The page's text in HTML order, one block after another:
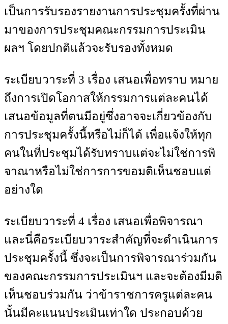
เป็นการรับรองรายงานการประชุมครั้งที่ผ่าน
มาของการประชุมคณะกรรมการประเมิน
ผลฯ โดยปกติแล้วจะรับรองทั้งหมด
ระเบียบวาระที่ 3 เรื่อง เสนอเพื่อทราบ หมาย
ถึงการเปิดโอกาสให้กรรมการแต่ละคนได้
เสนอข้อมูลที่ตนมีอยู่ซึ่งอาจจะเกี่ยวข้องกับ
การประชุมครั้งนี้หรือไม่ก็ได้ เพื่อแจ้งให้ทุก
คนในที่ประชุมได้รับทราบแต่จะไม่ใช่การพิ
จาณาหรือไม่ใช่การการขอมติเห็นชอบแต่
อย่างใด
ระเบียบวาระที่ 4 เรื่อง เสนอเพื่อพิจารณา
และนี่คือระเบียบวาระสำคัญที่จะดำเนินการ
ประชุมครั้งนี้ ซึ่งจะเป็นการพิจารณาร่วมกัน
ของคณะกรรมการประเมินฯ และจะต้องมีมติ
เห็นชอบร่วมกัน ว่าข้าราชการครูแต่ละคน
นั้นมีคะแนนประเมินเท่าใด ประกอบด้วย